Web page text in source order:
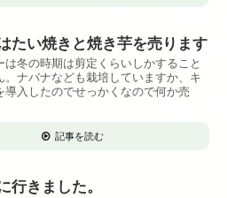
たい焼きと焼き芋を売ります
は冬の時期は剪定くらいしかすること
。ナバナなども栽培していますか、キ
導入したのでせっかくなので何か売
記事を読む
行きました。